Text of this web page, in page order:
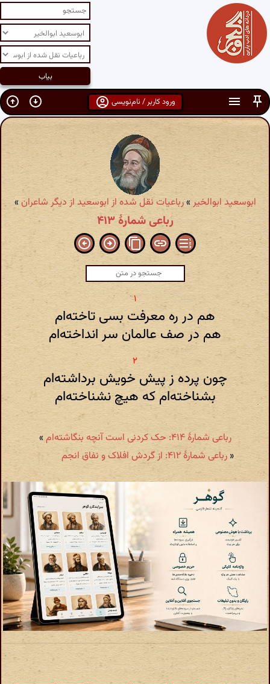
ورود کاربر / نام‌نویسی
ابوسعید ابوالخیر »رباعیات نقل شده از ابوسعید از دیگر شاعران»
رباعی شمارهٔ ۴۱۳
هم در ره معرفت بسی تاخته‌ام
هم در صف عالمان سر انداخته‌ام
چون پرده ز پیش خویش برداشته‌ام
بشناخته‌ام که هیچ نشناخته‌ام
رباعی شمارهٔ ۴۱۴: حک کردنی است آنچه بنگاشته‌ام
»
« رباعی شمارهٔ ۴۱۲: از گردش افلاک و نفاق انجم